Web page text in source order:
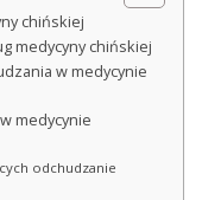
chińskiej
medycyny chińskiej
w medycynie
medycynie
odchudzanie